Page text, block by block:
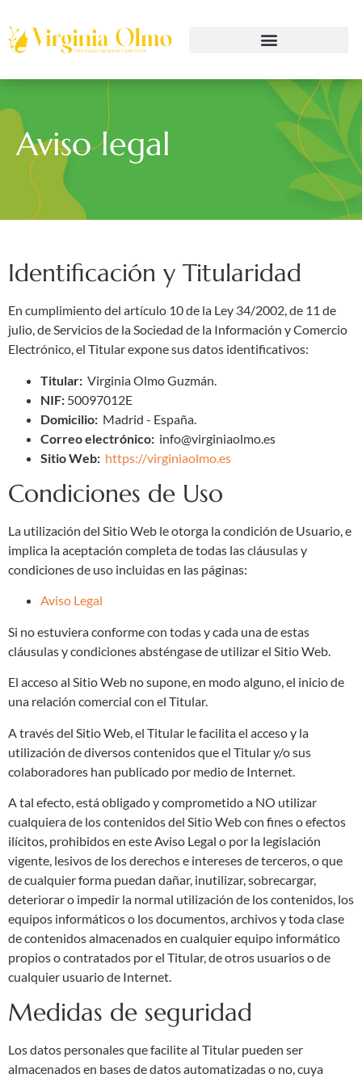
Aviso legal
Identificación y Titularidad
En cumplimiento del artículo 10 de la Ley 34/2002, de 11 de
julio, de Servicios de la Sociedad de la Información y Comercio
Electrónico, el Titular expone sus datos identificativos:
Titular: Virginia Olmo Guzmán.
NIF: 50097012E
Domicilio: Madrid - España.
Correo electrónico: info@virginiaolmo.es
Sitio Web: https://virginiaolmo.es
Condiciones de Uso
La utilización del Sitio Web le otorga la condición de Usuario, e
implica la aceptación completa de todas las cláusulas y
condiciones de uso incluidas en las páginas:
Aviso Legal
Si no estuviera conforme con todas y cada una de estas
cláusulas y condiciones absténgase de utilizar el Sitio Web.
El acceso al Sitio Web no supone, en modo alguno, el inicio de
una relación comercial con el Titular.
A través del Sitio Web, el Titular le facilita el acceso y la
utilización de diversos contenidos que el Titular y/o sus
colaboradores han publicado por medio de Internet.
A tal efecto, está obligado y comprometido a NO utilizar
cualquiera de los contenidos del Sitio Web con fines o efectos
ilícitos, prohibidos en este Aviso Legal o por la legislación
vigente, lesivos de los derechos e intereses de terceros, o que
de cualquier forma puedan dañar, inutilizar, sobrecargar,
deteriorar o impedir la normal utilización de los contenidos, los
equipos informáticos o los documentos, archivos y toda clase
de contenidos almacenados en cualquier equipo informático
propios o contratados por el Titular, de otros usuarios o de
cualquier usuario de Internet.
Medidas de seguridad
Los datos personales que facilite al Titular pueden ser
almacenados en bases de datos automatizadas o no, cuya